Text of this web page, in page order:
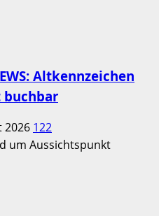
Altkennzeichen
buchbar
2026 122